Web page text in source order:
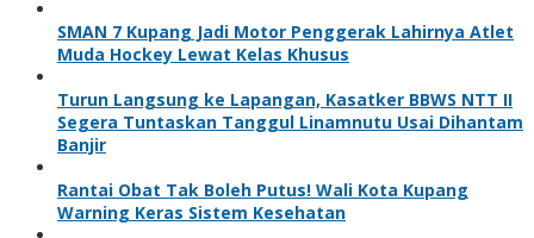
SMAN 7 Kupang Jadi Motor Penggerak Lahirnya Atlet
Muda Hockey Lewat Kelas Khusus
Turun Langsung ke Lapangan, Kasatker BBWS NTT II
Segera Tuntaskan Tanggul Linamnutu Usai Dihantam
Banjir
Rantai Obat Tak Boleh Putus! Wali Kota Kupang
Warning Keras Sistem Kesehatan